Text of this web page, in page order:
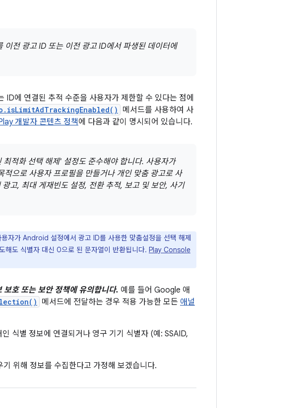
전 광고 ID 또는 이전 광고 ID에서 파생된 데이터에
ID에 연결된 추적 수준을 사용자가 제한할 수 있다는 점에
메서드를 사용하여 사
개발자 콘텐츠 정책에 다음과 같이 명시되어 있습니다.
적화 선택 해제' 설정도 준수해야 합니다. 사용자가
으로 사용자 프로필을 만들거나 개인 맞춤 광고로 사
고, 최대 게재빈도 설정, 전환 추적, 보고 및 보안, 사기
자가 Android 설정에서 광고 ID를 사용한 맞춤설정을 선택 해제
해도 식별자 대신 0으로 된 문자열이 반환됩니다. Play Console
호 또는 보안 정책에 유의합니다. 예를 들어 Google 애
메서드에 전달하는 경우 적용 가능한 모든 애널
식별 정보에 연결되거나 영구 기기 식별자 (예: SSAID,
위해 정보를 수집한다고 가정해 보겠습니다.